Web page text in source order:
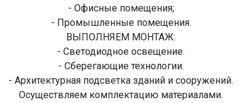
- Офисные помещения;
- Промышленные помещения.
ВЫПОЛНЯЕМ МОНТАЖ:
- Светодиодное освещение.
- Сберегающие технологии.
- Архитектурная подсветка зданий и сооружений.
Осуществляем комплектацию материалами.